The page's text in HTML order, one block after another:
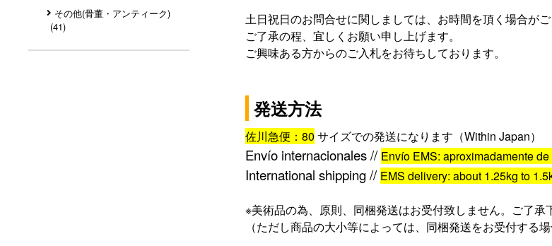
その他(骨董・アンティーク)
(41)
土日祝日のお問合せに関しましては、お時間を頂く場合がご
ご了承の程、宜しくお願い申し上げます。
ご興味ある方からのご入札をお待ちしております。
発送方法
佐川急便：80 サイズでの発送になります（Within Japan）
Envío internacionales // Envío EMS: aproximadamente de
International shipping // EMS delivery: about 1.25kg to 1.5
※美術品の為、原則、同梱発送はお受付致しません。ご了承
（ただし商品の大小等によっては、同梱発送をお受付する